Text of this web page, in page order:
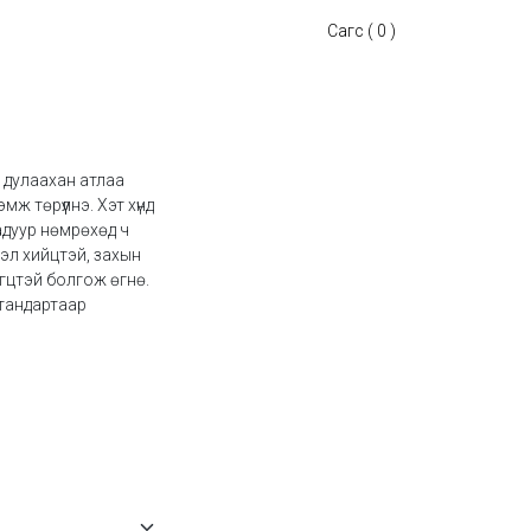
Сагс ( 0 )
атлаа
төрүүлнэ. Хэт хүнд
нөмрөхөд ч
хийцтэй, захын
болгож өгнө.